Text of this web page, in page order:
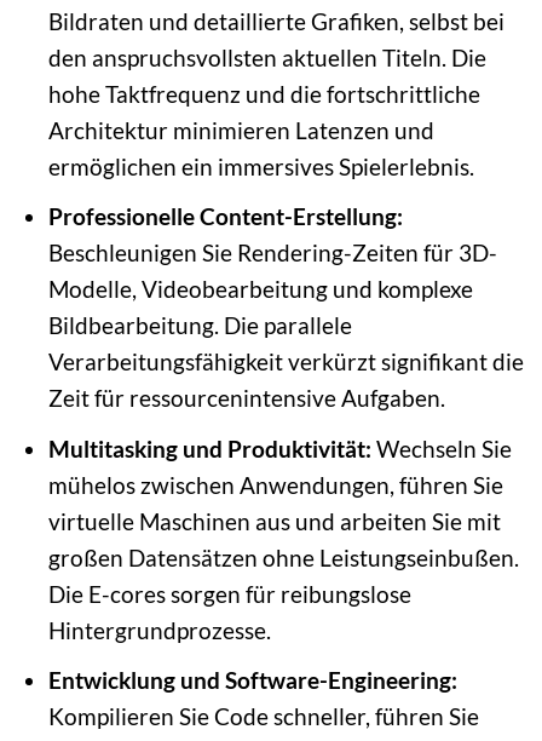
Bildraten und detaillierte Grafiken, selbst bei
den anspruchsvollsten aktuellen Titeln. Die
hohe Taktfrequenz und die fortschrittliche
Architektur minimieren Latenzen und
ermöglichen ein immersives Spielerlebnis.
Professionelle Content-Erstellung:
Beschleunigen Sie Rendering-Zeiten für 3D-
Modelle, Videobearbeitung und komplexe
Bildbearbeitung. Die parallele
Verarbeitungsfähigkeit verkürzt signifikant die
Zeit für ressourcenintensive Aufgaben.
Multitasking und Produktivität: Wechseln Sie
mühelos zwischen Anwendungen, führen Sie
virtuelle Maschinen aus und arbeiten Sie mit
großen Datensätzen ohne Leistungseinbußen.
Die E-cores sorgen für reibungslose
Hintergrundprozesse.
Entwicklung und Software-Engineering:
Kompilieren Sie Code schneller, führen Sie